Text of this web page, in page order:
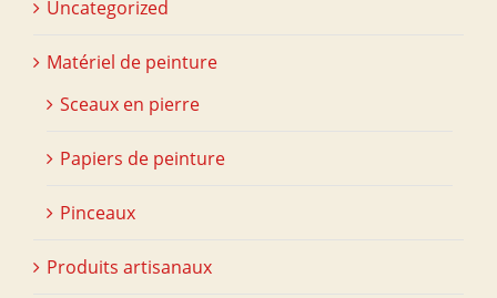
Uncategorized
Matériel de peinture
Sceaux en pierre
Papiers de peinture
Pinceaux
Produits artisanaux